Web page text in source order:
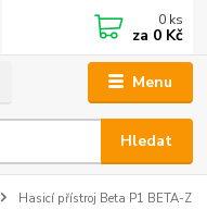
Menu
Hledat
0 ks
za 0 Kč
Hasicí přístroj Beta P1 BETA-Z